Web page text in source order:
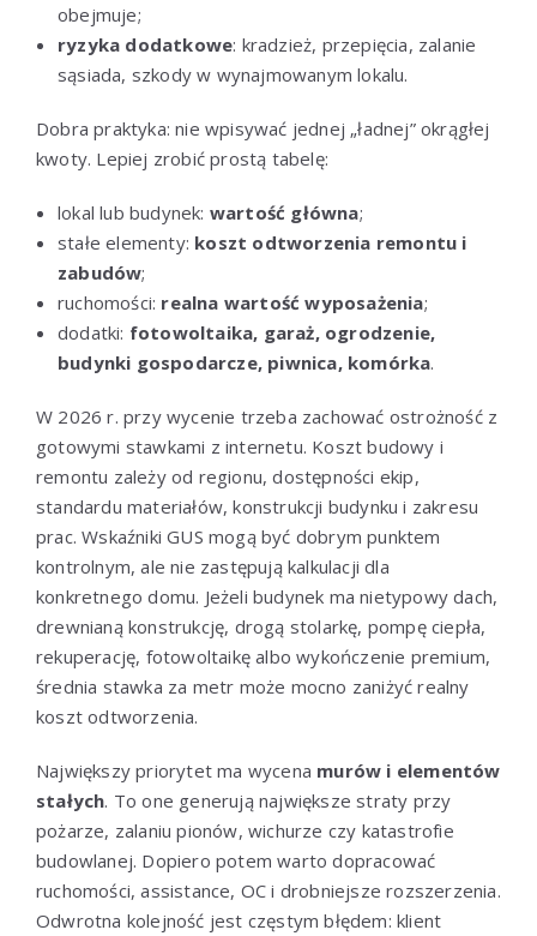
obejmuje;
ryzyka dodatkowe: kradzież, przepięcia, zalanie
sąsiada, szkody w wynajmowanym lokalu.
Dobra praktyka: nie wpisywać jednej „ładnej” okrągłej
kwoty. Lepiej zrobić prostą tabelę:
lokal lub budynek: wartość główna;
stałe elementy: koszt odtworzenia remontu i
zabudów;
ruchomości: realna wartość wyposażenia;
dodatki: fotowoltaika, garaż, ogrodzenie,
budynki gospodarcze, piwnica, komórka.
W 2026 r. przy wycenie trzeba zachować ostrożność z
gotowymi stawkami z internetu. Koszt budowy i
remontu zależy od regionu, dostępności ekip,
standardu materiałów, konstrukcji budynku i zakresu
prac. Wskaźniki GUS mogą być dobrym punktem
kontrolnym, ale nie zastępują kalkulacji dla
konkretnego domu. Jeżeli budynek ma nietypowy dach,
drewnianą konstrukcję, drogą stolarkę, pompę ciepła,
rekuperację, fotowoltaikę albo wykończenie premium,
średnia stawka za metr może mocno zaniżyć realny
koszt odtworzenia.
Największy priorytet ma wycena murów i elementów
stałych. To one generują największe straty przy
pożarze, zalaniu pionów, wichurze czy katastrofie
budowlanej. Dopiero potem warto dopracować
ruchomości, assistance, OC i drobniejsze rozszerzenia.
Odwrotna kolejność jest częstym błędem: klient